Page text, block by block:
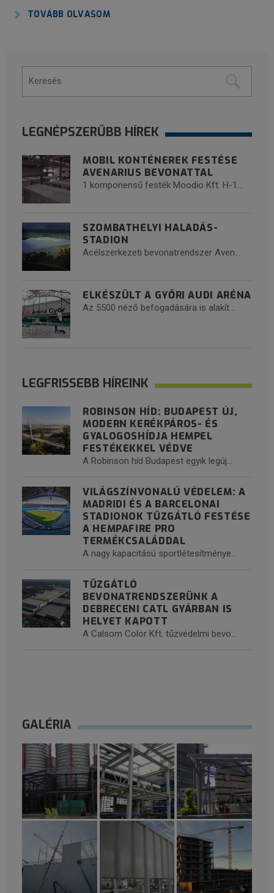
TOVÁBB OLVASOM
LEGNÉPSZERŰBB HÍREK
MOBIL KONTÉNEREK FESTÉSE
AVENARIUS BEVONATTAL
1 komponensű festék Moodio Kft. H-1...
SZOMBATHELYI HALADÁS-
STADION
Acélszerkezeti bevonatrendszer Aven...
ELKÉSZÜLT A GYŐRI AUDI ARÉNA
Az 5500 néző befogadására is alakít...
LEGFRISSEBB HÍREINK
ROBINSON HÍD: BUDAPEST ÚJ,
MODERN KERÉKPÁROS- ÉS
GYALOGOSHÍDJA HEMPEL
FESTÉKEKKEL VÉDVE
A Robinson híd Budapest egyik legúj...
VILÁGSZÍNVONALÚ VÉDELEM: A
MADRIDI ÉS A BARCELONAI
STADIONOK TŰZGÁTLÓ FESTÉSE
A HEMPAFIRE PRO
TERMÉKCSALÁDDAL
A nagy kapacitású sportlétesítménye...
TŰZGÁTLÓ
BEVONATRENDSZERÜNK A
DEBRECENI CATL GYÁRBAN IS
HELYET KAPOTT
A Calsom Color Kft. tűzvédelmi bevo...
GALÉRIA